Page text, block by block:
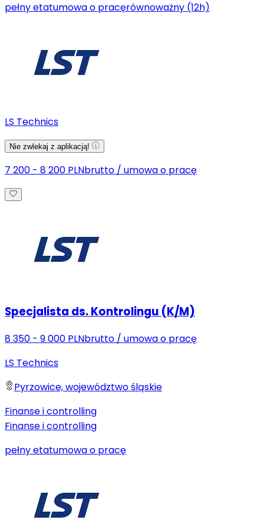
pełny etatumowa o pracęrównoważny (12h)
LS Technics
Nie zwlekaj z aplikacją!
7 200 - 8 200 PLNbrutto / umowa o pracę
Specjalista ds. Kontrolingu (K/M)
8 350 - 9 000 PLNbrutto / umowa o pracę
LS Technics
Pyrzowice, województwo śląskie
Finanse i controlling
Finanse i controlling
pełny etatumowa o pracę